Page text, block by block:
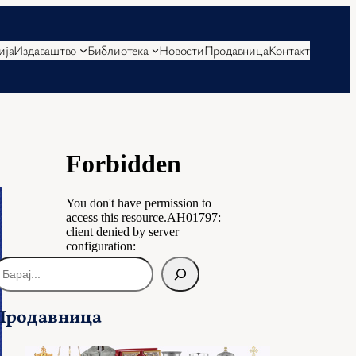
Издаваштво Библиотека НовостиПродавницаКонтакт